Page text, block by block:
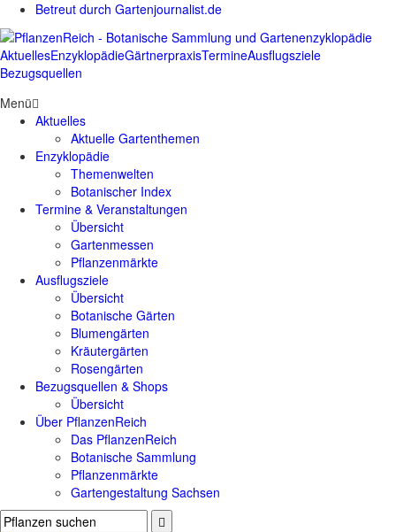
Betreut durch Gartenjournalist.de
AktuellesEnzyklopädieGärtnerpraxisTermineAusflugsziele
Bezugsquellen
Menü
Aktuelles
Aktuelle Gartenthemen
Enzyklopädie
Themenwelten
Botanischer Index
Termine & Veranstaltungen
Übersicht
Gartenmessen
Pflanzenmärkte
Ausflugsziele
Übersicht
Botanische Gärten
Blumengärten
Kräutergärten
Rosengärten
Bezugsquellen & Shops
Übersicht
Über PflanzenReich
Das PflanzenReich
Botanische Sammlung
Pflanzenmärkte
Gartengestaltung Sachsen